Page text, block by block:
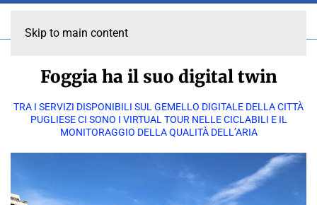
Skip to main content
Foggia ha il suo digital twin
TRA I SERVIZI DISPONIBILI SUL GEMELLO DIGITALE DELLA CITTÀ
PUGLIESE CI SONO I VIRTUAL TOUR NELLE CICLABILI E IL
MONITORAGGIO DELLA QUALITÀ DELL’ARIA